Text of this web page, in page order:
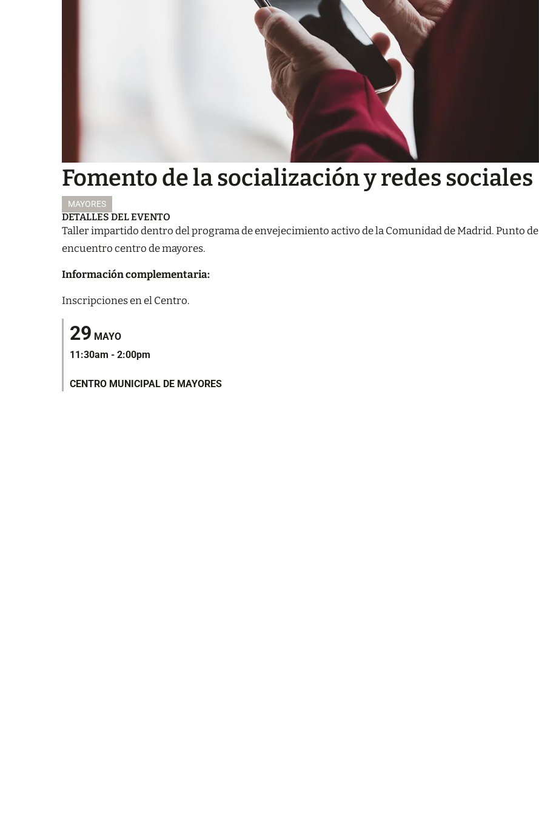
Fomento de la socialización y redes sociales
MAYORES
DETALLES DEL EVENTO
Taller impartido dentro del programa de envejecimiento activo de la Comunidad de Madrid. Punto de
encuentro centro de mayores.
Información complementaria:
Inscripciones en el Centro.
29 MAYO
11:30am - 2:00pm
CENTRO MUNICIPAL DE MAYORES